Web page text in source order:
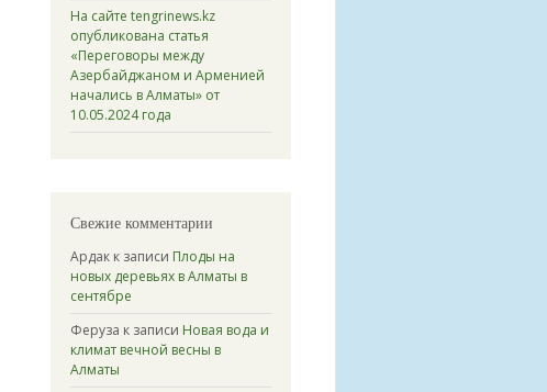
На сайте tengrinews.kz
опубликована статья
«Переговоры между
Азербайджаном и Арменией
начались в Алматы» от
10.05.2024 года
Свежие комментарии
Ардакк записи Плоды на
новых деревьях в Алматы в
сентябре
Феруза к записи Новая вода и
климат вечной весны в
Алматы